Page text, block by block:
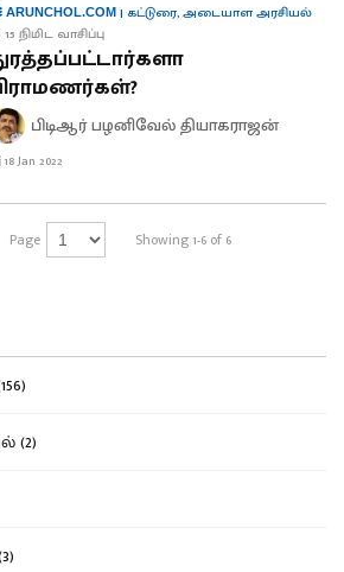
ARUNCHOL.COM| கட்டுரை,அடையாள அரசியல்
15 நிமிட வாசிப்பு
பிடிஆர் பழனிவேல் தியாகராஜன்
18 Jan 2022
Page Showing 1-6 of 6
(2)